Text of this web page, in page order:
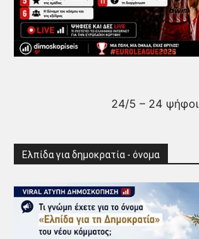
24/5 – 24 ψήφοι
Ελπίδα για δημοκρατία - όνομα